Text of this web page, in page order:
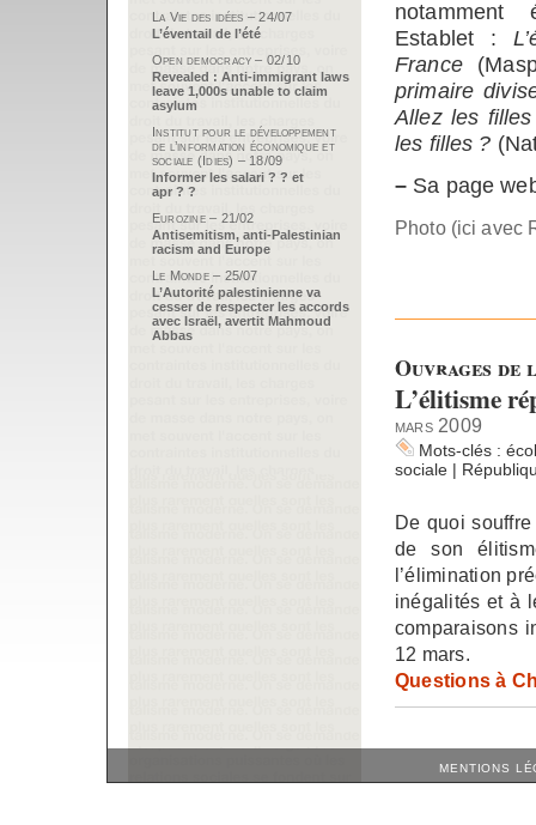
notamment
Establet :
France
primaire
Allez les
les filles ?
– Sa page
Photo (ici avec
Ouvrages
L’élitisme
mars 2009
Mots-clés :
sociale |
De quoi
de son
l’élimination
inégalités et à
comparaisons
12 mars.
Questions à
La Vie des idées – 24/07
L’éventail de l’été
Open democracy – 02/10
Revealed : Anti-immigrant laws
leave 1,000s unable to claim
asylum
Institut pour le développement
de l’information économique et
sociale (Idies) – 18/09
Informer les salari ? ? et
apr ? ?
Eurozine – 21/02
Antisemitism, anti-Palestinian
racism and Europe
Le Monde – 25/07
L’Autorité palestinienne va
cesser de respecter les accords
avec Israël, avertit Mahmoud
Abbas
MENTIONS